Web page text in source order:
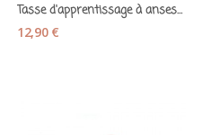
Tasse d'apprentissage à anses en silicone rose
12,90 €